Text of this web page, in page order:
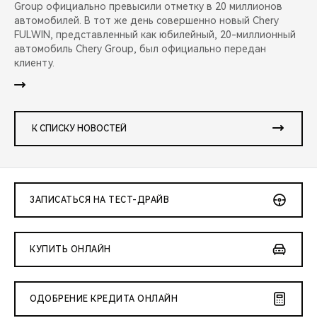
Group официально превысили отметку в 20 миллионов
автомобилей. В тот же день совершенно новый Chery
FULWIN, представленный как юбилейный, 20-миллионный
автомобиль Chery Group, был официально передан
клиенту.
К СПИСКУ НОВОСТЕЙ
ЗАПИСАТЬСЯ НА ТЕСТ-ДРАЙВ
КУПИТЬ ОНЛАЙН
ОДОБРЕНИЕ КРЕДИТА ОНЛАЙН